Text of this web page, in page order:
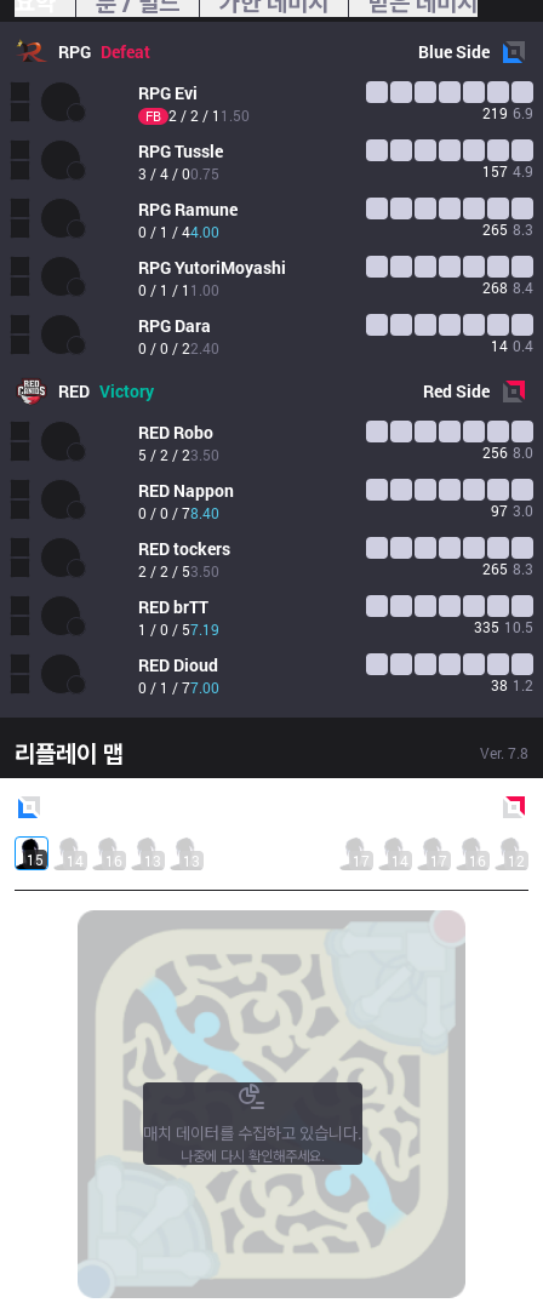
RPG Defeat BlueSide
RPG Evi
FB 2 / 2 / 1 1.50 219 6.9
RPGTussle
3 / 4 / 00.75 157 4.9
RPG Ramune
0 / 1 / 44.00 265 8.3
RPGYutoriMoyashi
0 / 1 / 1 1.00 268 8.4
RPG Dara
0 / 0 / 22.40 14 0.4
RED Victory RedSide
RED Robo
5 / 2 / 23.50 256 8.0
RED Nappon
0 / 0 / 78.40 97 3.0
REDtockers
2 / 2 / 53.50 265 8.3
REDbrTT
1 / 0 / 57.19 335 10.5
RED Dioud
0 / 1 / 77.00 38 1.2
리플레이 맵 Ver. 7.8
15 14 16 13 13 17 14 17 16 12
매치 데이터를 수집하고 있습니다.
나중에 다시 확인해주세요.